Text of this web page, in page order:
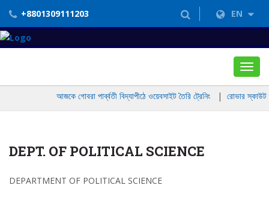
+8801309111203 EN
আজকে গোবরা পার্ব্বতী বিদ্যাপীঠে ওয়েবসাইট তৈরি ট্রেনিং| রোভার স্কাউট
DEPT. OF POLITICAL SCIENCE
DEPARTMENT OF POLITICAL SCIENCE